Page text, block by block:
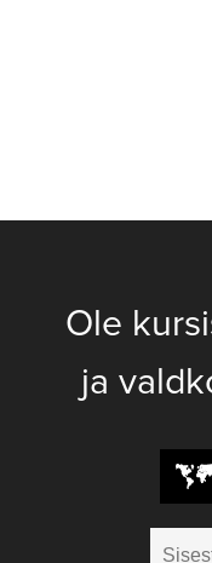
Ole
ja